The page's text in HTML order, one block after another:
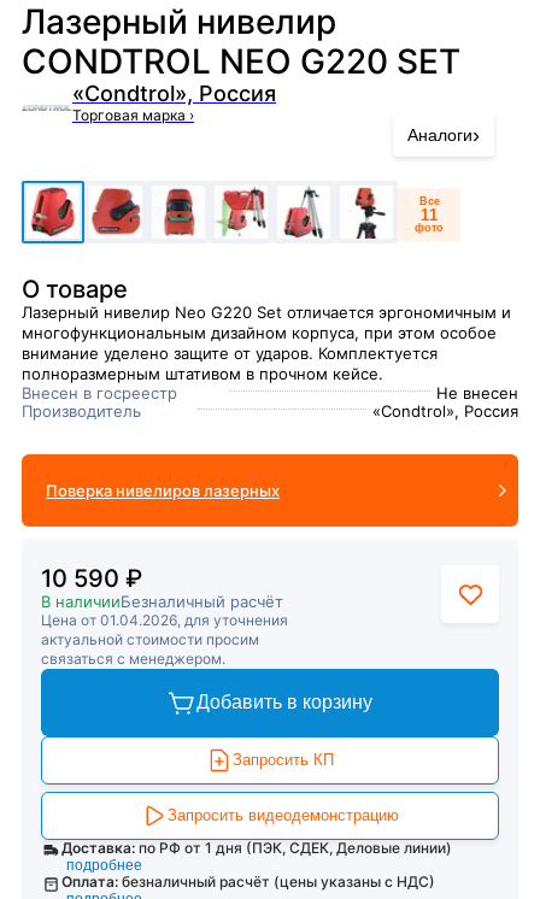
Лазерный нивелир
CONDTROL NEO G220 SET
«Condtrol», Россия
Торговая марка ›
Все
11
фото
Аналоги›
О товаре
Лазерный нивелир Neo G220 Set отличается эргономичным и
многофункциональным дизайном корпуса, при этом особое
внимание уделено защите от ударов. Комплектуется
полноразмерным штативом в прочном кейсе.
Внесен в госреестр
Не внесен
Производитель
«Condtrol», Россия
Поверка нивелиров лазерных
10 590 ₽
В наличииБезналичный расчёт
Цена от 01.04.2026, для уточнения
актуальной стоимости просим
связаться с менеджером.
Добавить в корзину
Запросить КП
Запросить видеодемонстрацию
Доставка: по РФ от 1 дня (ПЭК, СДЕК, Деловые линии)
подробнее
Оплата: безналичный расчёт (цены указаны с НДС)